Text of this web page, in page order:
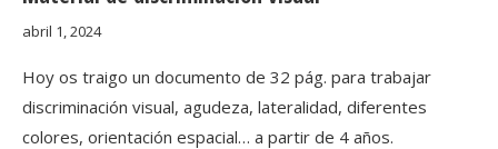
abril 1, 2024
Hoy os traigo un documento de 32 pág. para trabajar
discriminación visual, agudeza, lateralidad, diferentes
colores, orientación espacial… a partir de 4 años.